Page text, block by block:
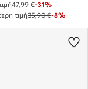
47,99 €-31%
τιμή35,90 €-8%